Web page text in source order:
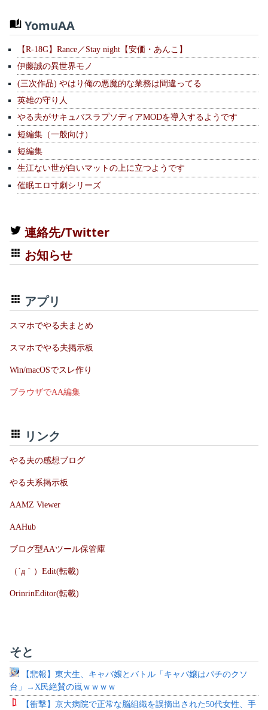
YomuAA
【R-18G】Rance／Stay night【安価・あんこ】
伊藤誠の異世界モノ
(三次作品) やはり俺の悪魔的な業務は間違ってる
英雄の守り人
やる夫がサキュバスラプソディアMODを導入するようです
短編集（一般向け）
短編集
生江ない世が白いマットの上に立つようです
催眠エロ寸劇シリーズ
連絡先/Twitter
お知らせ
アプリ
スマホでやる夫まとめ
スマホでやる夫掲示板
Win/macOSでスレ作り
ブラウザでAA編集
リンク
やる夫の感想ブログ
やる夫系掲示板
AAMZ Viewer
AAHub
ブログ型AAツール保管庫
（´д｀）Edit(転載)
OrinrinEditor(転載)
そと
【悲報】東大生、キャバ嬢とバトル「キャバ嬢はパチのクソ
台」→X民絶賛の嵐ｗｗｗｗ
【衝撃】京大病院で正常な脳組織を誤摘出された50代女性、手